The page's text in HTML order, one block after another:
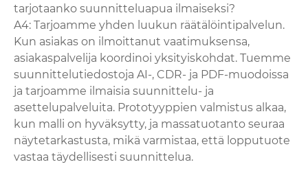
tarjotaanko suunnitteluapua ilmaiseksi?
A4: Tarjoamme yhden luukun räätälöintipalvelun.
Kun asiakas on ilmoittanut vaatimuksensa,
asiakaspalvelija koordinoi yksityiskohdat. Tuemme
suunnittelutiedostoja AI-, CDR- ja PDF-muodoissa
ja tarjoamme ilmaisia ​​suunnittelu- ja
asettelupalveluita. Prototyyppien valmistus alkaa,
kun malli on hyväksytty, ja massatuotanto seuraa
näytetarkastusta, mikä varmistaa, että lopputuote
vastaa täydellisesti suunnittelua.